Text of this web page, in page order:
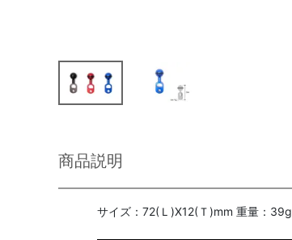
商品説明
サイズ：72(Ｌ)X12(Ｔ)mm 重量：39g